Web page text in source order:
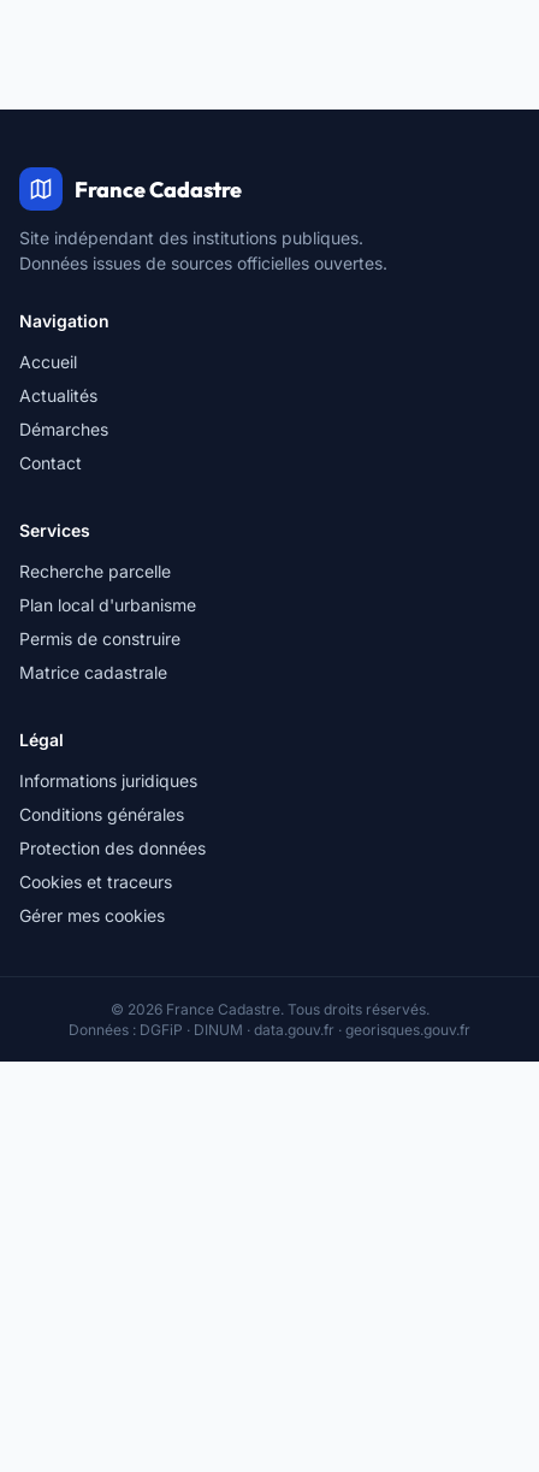
France Cadastre
Site indépendant des institutions publiques.
Données issues de sources officielles ouvertes.
Navigation
Accueil
Actualités
Démarches
Contact
Services
Recherche parcelle
Plan local d'urbanisme
Permis de construire
Matrice cadastrale
Légal
Informations juridiques
Conditions générales
Protection des données
Cookies et traceurs
Gérer mes cookies
© 2026 France Cadastre. Tous droits réservés.
Données : DGFiP · DINUM · data.gouv.fr · georisques.gouv.fr